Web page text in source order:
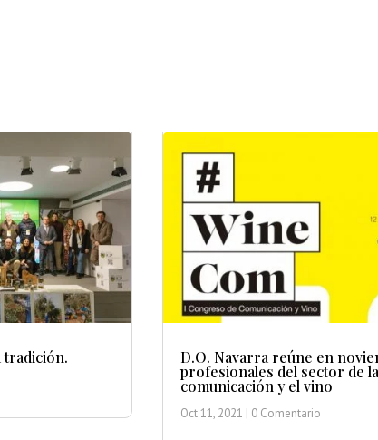
tradición. D.O. Navarra reúne en
profesionales del sector de la
comunicación y el vino
Oct 11, 2021 | 0 Comentario